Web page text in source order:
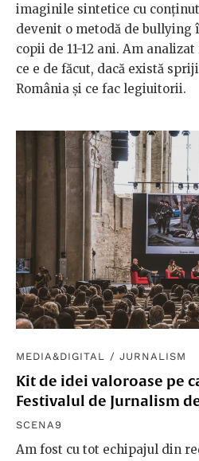
imaginile sintetice cu
devenit o metodă de bullying
copii de 11-12 ani. Am
ce e de făcut, dacă există
România și ce fac legiuitorii.
MEDIA&DIGITAL / JURNALISM
Kit de idei valoroase pe
Festivalul de Jurnalism
SCENA9
Am fost cu tot echipajul din